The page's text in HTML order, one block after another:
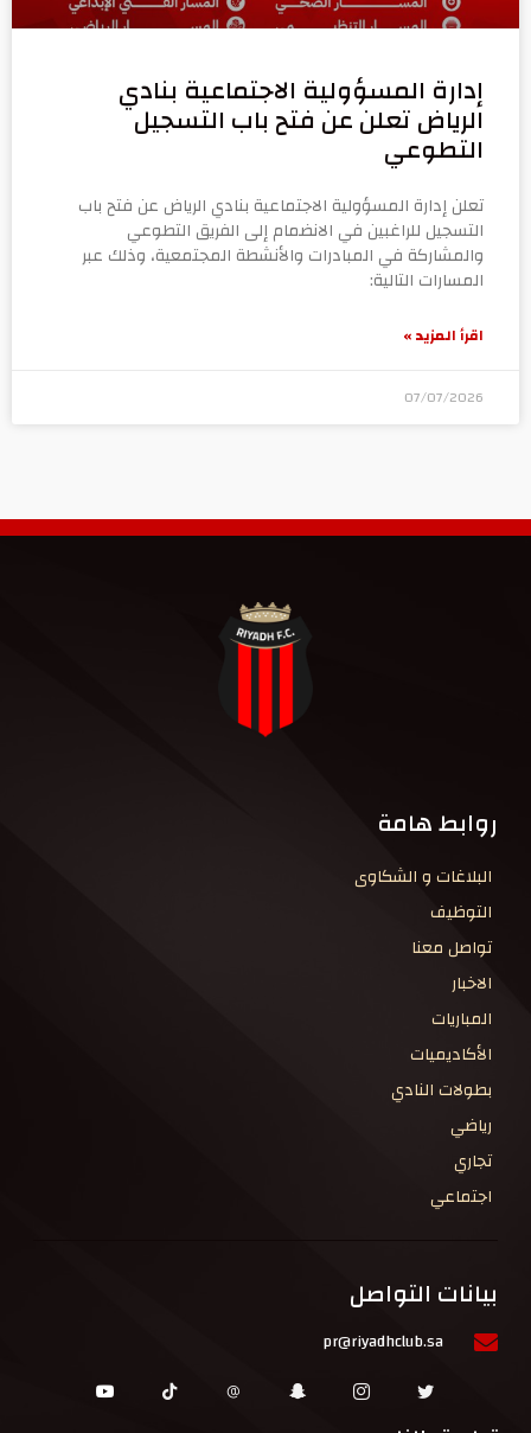
إدارة المسؤولية الاجتماعية بنادي
الرياض تعلن عن فتح باب التسجيل
التطوعي
تعلن إدارة المسؤولية الاجتماعية بنادي الرياض عن فتح باب
التسجيل للراغبين في الانضمام إلى الفريق التطوعي
والمشاركة في المبادرات والأنشطة المجتمعية، وذلك عبر
المسارات التالية:
اقرأ المزيد »
07/07/2026
روابط هامة
البلاغات و الشكاوى
التوظيف
تواصل معنا
الاخبار
المباريات
الأكاديميات
بطولات النادي
رياضي
تجاري
اجتماعي
بيانات التواصل
pr@riyadhclub.sa